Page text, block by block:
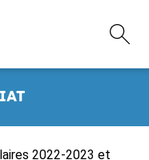
2022-2023 et